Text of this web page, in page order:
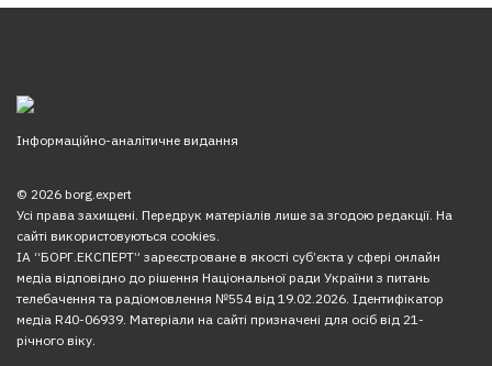
Інформаційно-аналітичне видання
© 2026 borg.expert
Усі права захищені. Передрук матеріалів лише за згодою редакції. На
сайті використовуються cookies.
ІА “БОРГ.ЕКСПЕРТ” зареєстроване в якості суб’єкта у сфері онлайн
медіа відповідно до рішення Національної ради України з питань
телебачення та радіомовлення №554 від 19.02.2026. Ідентифікатор
медіа R40-06939. Матеріали на сайті призначені для осіб від 21-
річного віку.